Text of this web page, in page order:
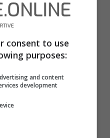
in diretta tv in
dello
streaming in
al mese e il
il
di Sky
vostro
consent to use
purposes:
and content
development